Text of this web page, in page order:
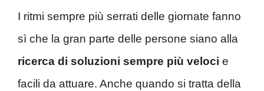
I ritmi sempre più serrati delle giornate fanno
sì che la gran parte delle persone siano alla
ricerca di soluzioni sempre più veloci e
facili da attuare. Anche quando si tratta della